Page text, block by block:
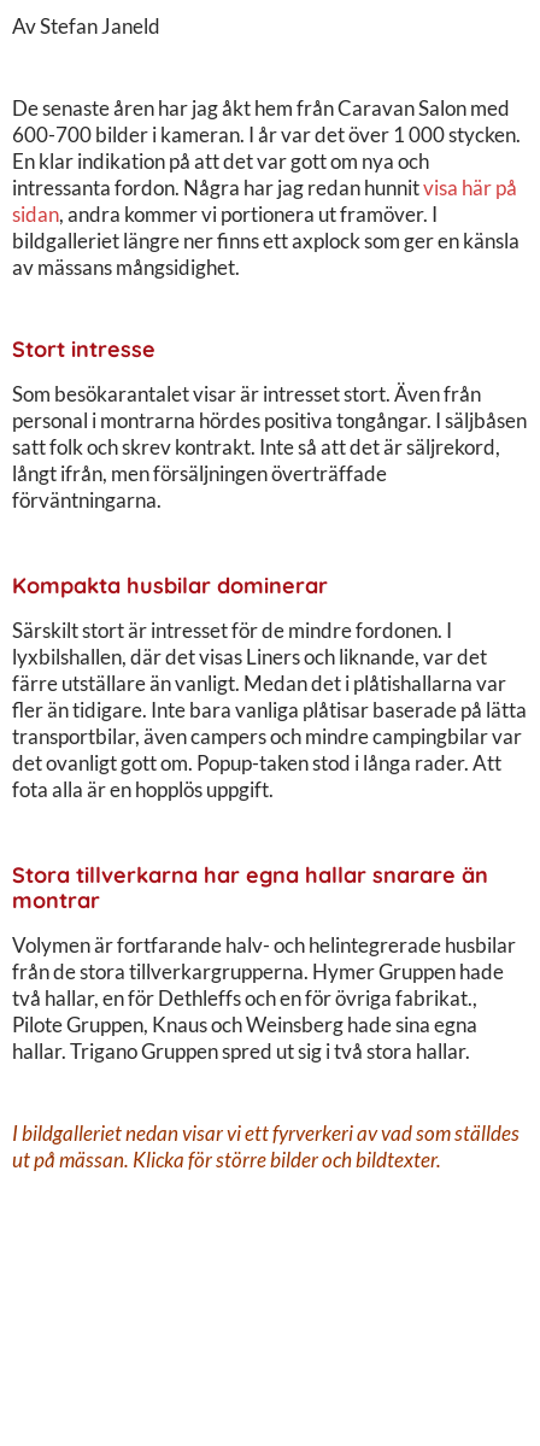
Av Stefan Janeld
De senaste åren har jag åkt hem från Caravan Salon med
600-700 bilder i kameran. I år var det över 1 000 stycken.
En klar indikation på att det var gott om nya och
intressanta fordon. Några har jag redan hunnitvisa här på
sidan, andra kommer vi portionera ut framöver. I
bildgalleriet längre ner finns ett axplock som ger en känsla
av mässans mångsidighet.
Stort intresse
Som besökarantalet visar är intresset stort. Även från
personal i montrarna hördes positiva tongångar. I säljbåsen
satt folk och skrev kontrakt. Inte så att det är säljrekord,
långt ifrån, men försäljningen överträffade
förväntningarna.
Kompakta husbilar dominerar
Särskilt stort är intresset för de mindre fordonen. I
lyxbilshallen, där det visas Liners och liknande, var det
färre utställare än vanligt. Medan det i plåtishallarna var
fler än tidigare. Inte bara vanliga plåtisar baserade på lätta
transportbilar, även campers och mindre campingbilar var
det ovanligt gott om. Popup-taken stod i långa rader. Att
fota alla är en hopplös uppgift.
Stora tillverkarna har egna hallar snarare än
montrar
Volymen är fortfarande halv- och helintegrerade husbilar
från de stora tillverkargrupperna. Hymer Gruppen hade
två hallar, en för Dethleffs och en för övriga fabrikat.,
Pilote Gruppen, Knaus och Weinsberg hade sina egna
hallar. Trigano Gruppen spred ut sig i två stora hallar.
I bildgalleriet nedan visar vi ett fyrverkeri av vad som ställdes
ut på mässan. Klicka för större bilder och bildtexter.